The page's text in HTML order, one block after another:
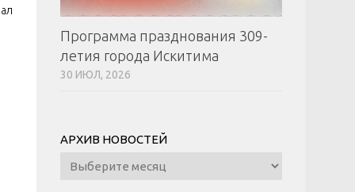
Программа празднования 309-
летия города Искитима
30 ИЮЛ, 2026
АРХИВ НОВОСТЕЙ
Архив
новостей